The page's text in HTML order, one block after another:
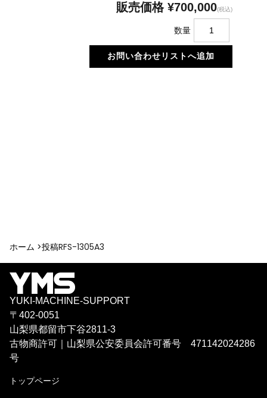
販売価格 ¥700,000(税込)
数量
ホーム >投稿RFS-1305A3
YUKI-MACHINE-SUPPORT
〒402-0051
山梨県都留市下谷2811-3
古物商許可｜山梨県公安委員会許可番号 471142024286
号
トップページ